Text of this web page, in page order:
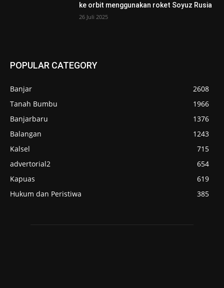
ke orbit menggunakan roket Soyuz Rusia
26 Juli 2025
POPULAR CATEGORY
Banjar
2608
Tanah Bumbu
1966
Banjarbaru
1376
Balangan
1243
Kalsel
715
advertorial2
654
Kapuas
619
Hukum dan Peristiwa
385